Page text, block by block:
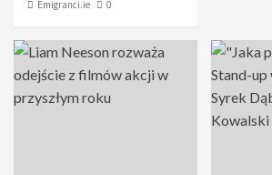
Emigranci.ie 0